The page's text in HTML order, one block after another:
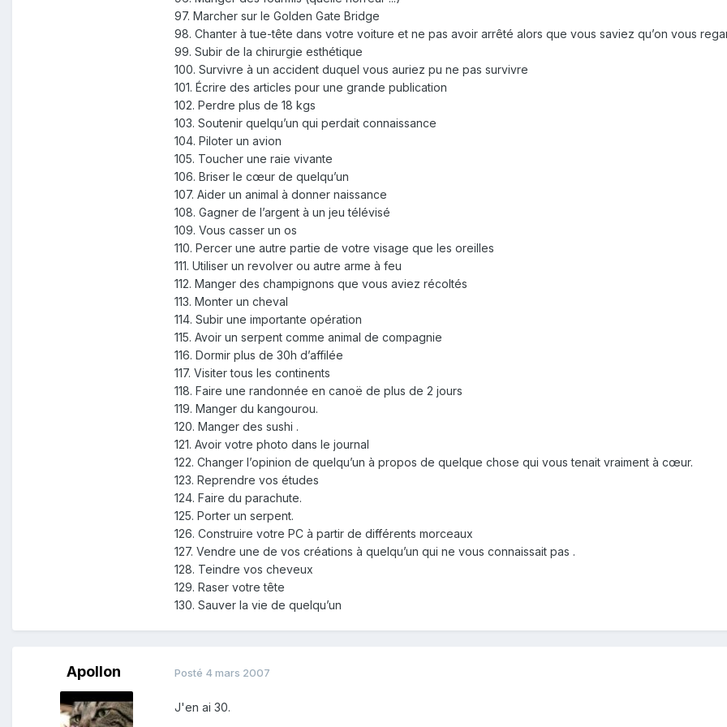
97. Marcher sur le Golden Gate Bridge
98. Chanter à tue-tête dans votre voiture et ne pas avoir arrêté alors que vous saviez qu’on vous
99. Subir de la chirurgie esthétique
100. Survivre à un accident duquel vous auriez pu ne pas survivre
101. Écrire des articles pour une grande publication
102. Perdre plus de 18 kgs
103. Soutenir quelqu’un qui perdait connaissance
104. Piloter un avion
105. Toucher une raie vivante
106. Briser le cœur de quelqu’un
107. Aider un animal à donner naissance
108. Gagner de l’argent à un jeu télévisé
109. Vous casser un os
110. Percer une autre partie de votre visage que les oreilles
111. Utiliser un revolver ou autre arme à feu
112. Manger des champignons que vous aviez récoltés
113. Monter un cheval
114. Subir une importante opération
115. Avoir un serpent comme animal de compagnie
116. Dormir plus de 30h d’affilée
117. Visiter tous les continents
118. Faire une randonnée en canoë de plus de 2 jours
119. Manger du kangourou.
120. Manger des sushi .
121. Avoir votre photo dans le journal
122. Changer l’opinion de quelqu’un à propos de quelque chose qui vous tenait vraiment à cœur.
123. Reprendre vos études
124. Faire du parachute.
125. Porter un serpent.
126. Construire votre PC à partir de différents morceaux
127. Vendre une de vos créations à quelqu’un qui ne vous connaissait pas .
128. Teindre vos cheveux
129. Raser votre tête
130. Sauver la vie de quelqu’un
Apollon Posté 4 mars 2007
J'en ai 30.